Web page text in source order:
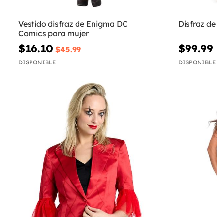
Vestido disfraz de Enigma DC
Comics para mujer
$16.10 $45.99
DISPONIBLE
Disfraz
$99.99
DISPONIBLE